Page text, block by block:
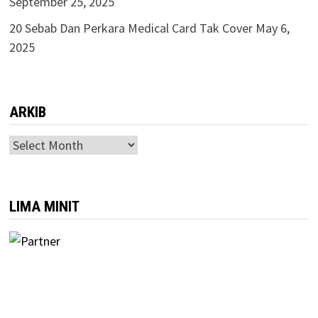
20 Sebab Dan Perkara Medical Card Tak Cover May 6,
2025
ARKIB
ARKIB
LIMA MINIT